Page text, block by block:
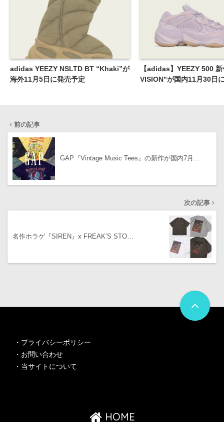
adidas YEEZY NSLTD BT “Khaki”が
海外11月5日に発売予定
【adidas】YEEZY 500
VISION”が国内11月30日
前の記事
GAP『Vintage Music Tees』の新作が国内7月…
次の記事
名作ホラゲ『SIREN』x FREAK’S STO…
・ プライバシーポリシー
・ お問い合わせ
・ 当サイトについて
HOME